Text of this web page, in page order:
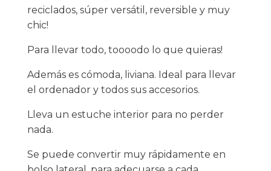
reciclados, súper versátil, reversible y muy
chic!
Para llevar todo, toooodo lo que quieras!
Además es cómoda, liviana. Ideal para llevar
el ordenador y todos sus accesorios.
Lleva un estuche interior para no perder
nada.
Se puede convertir muy rápidamente en